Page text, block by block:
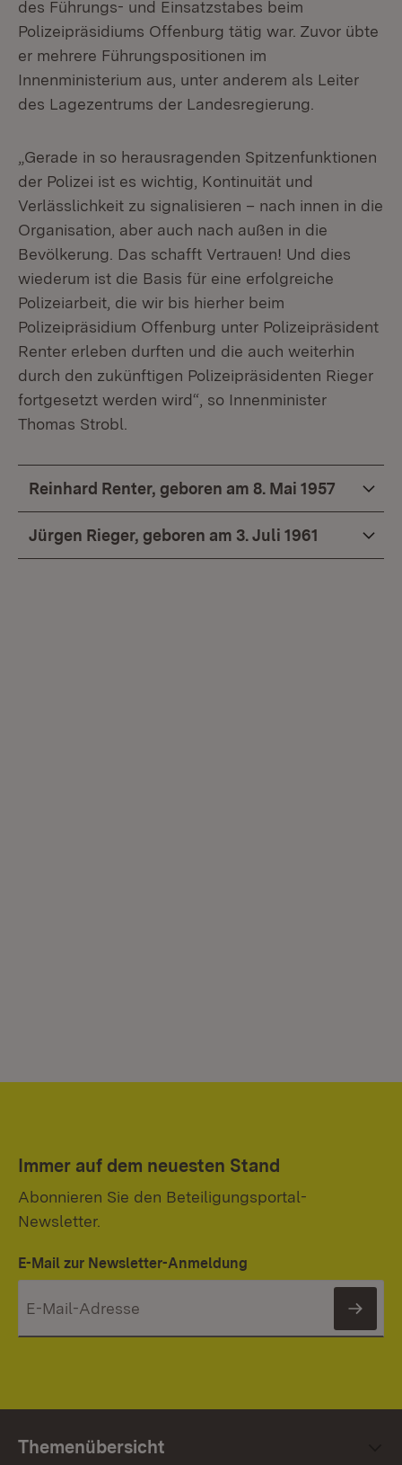
des Führungs- und Einsatzstabes beim
Polizeipräsidiums Offenburg tätig war. Zuvor übte
er mehrere Führungspositionen im
Innenministerium aus, unter anderem als Leiter
des Lagezentrums der Landesregierung.
„Gerade in so herausragenden Spitzenfunktionen
der Polizei ist es wichtig, Kontinuität und
Verlässlichkeit zu signalisieren – nach innen in die
Organisation, aber auch nach außen in die
Bevölkerung. Das schafft Vertrauen! Und dies
wiederum ist die Basis für eine erfolgreiche
Polizeiarbeit, die wir bis hierher beim
Polizeipräsidium Offenburg unter Polizeipräsident
Renter erleben durften und die auch weiterhin
durch den zukünftigen Polizeipräsidenten Rieger
fortgesetzt werden wird“, so Innenminister
Thomas Strobl.
Reinhard Renter, geboren am 8. Mai 1957
Jürgen Rieger, geboren am 3. Juli 1961
Immer auf dem neuesten Stand
Abonnieren Sie den Beteiligungsportal-
Newsletter.
E-Mail zur Newsletter-Anmeldung
Themenübersicht